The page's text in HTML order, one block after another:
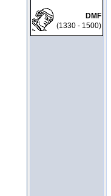
DMF
(1330 - 1500)